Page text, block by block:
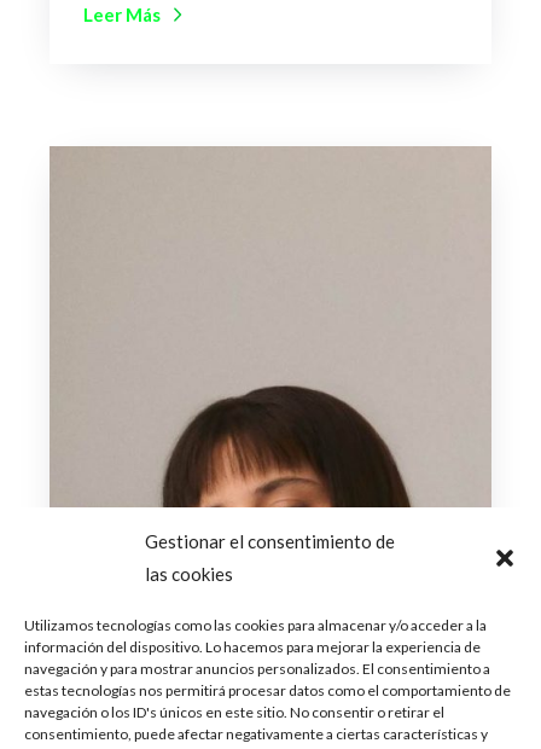
Gestionar el consentimiento de
las cookies
Utilizamos tecnologías como las cookies para almacenar y/o acceder a la
información del dispositivo. Lo hacemos para mejorar la experiencia de
navegación y para mostrar anuncios personalizados. El consentimiento a
estas tecnologías nos permitirá procesar datos como el comportamiento de
navegación o los ID's únicos en este sitio. No consentir o retirar el
consentimiento, puede afectar negativamente a ciertas características y
Leer Más